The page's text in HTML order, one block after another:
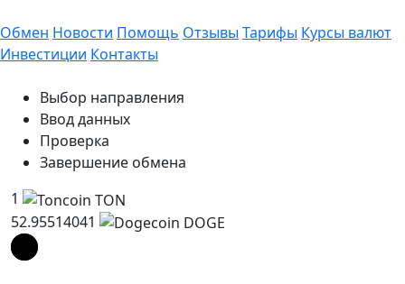
Обмен Новости Помощь Отзывы Тарифы Курсы валют
Инвестиции Контакты
Выбор направления
Ввод данных
Проверка
Завершение обмена
1
52.95514041